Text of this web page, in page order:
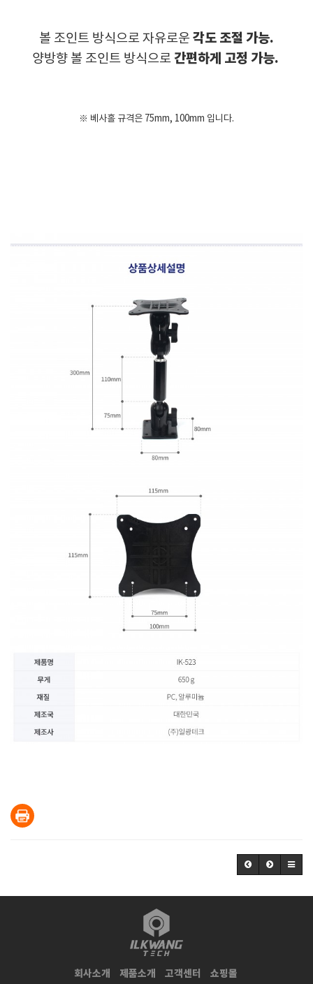
볼 조인트 방식으로 자유로운각도 조절 가능.
양방향 볼 조인트 방식으로 간편하게 고정 가능.
※ 베사홀 규격은 75mm, 100mm 입니다.
회사소개 제품소개 고객센터 쇼핑몰